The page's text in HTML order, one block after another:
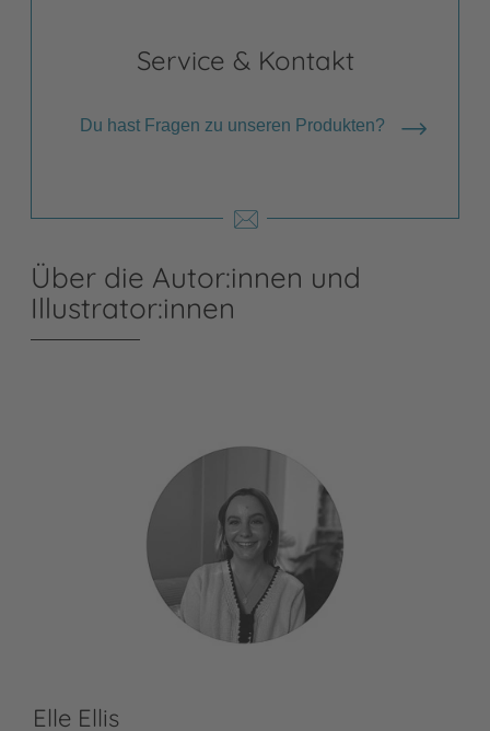
Service & Kontakt
Du hast Fragen zu unseren Produkten?
Über die Autor:innen und
Illustrator:innen
Elle Ellis